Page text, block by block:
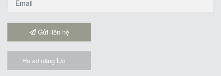
Gửi liên hệ
Hồ sơ năng lực